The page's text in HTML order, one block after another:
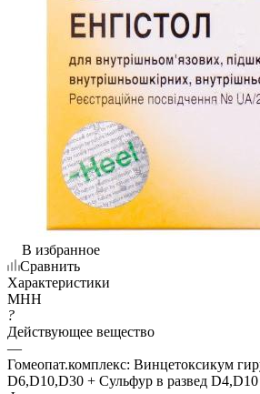
В избранное
Сравнить
Характеристики
МНН
?
Действующее вещество
—
Гомеопат.комплекс: Винцетоксикум
D6,D10,D30 + Сульфур в развед D4,D10